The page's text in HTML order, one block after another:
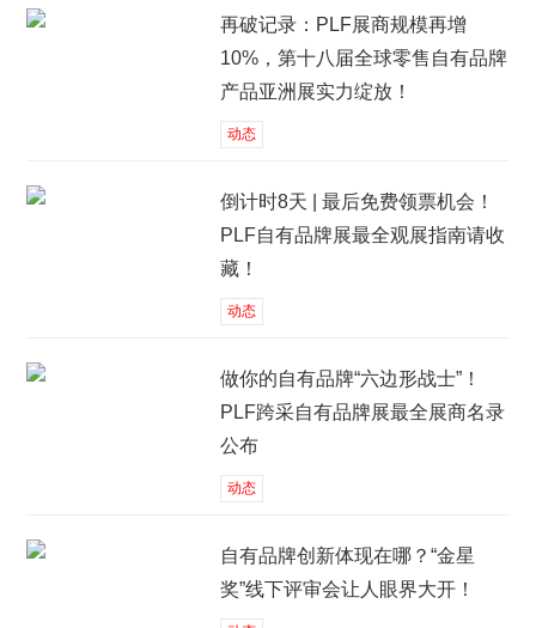
再破记录：PLF展商规模再增
10%，第十八届全球零售自有品牌
产品亚洲展实力绽放！
动态
倒计时8天 | 最后免费领票机会！
PLF自有品牌展最全观展指南请收
藏！
动态
做你的自有品牌“六边形战士”！
PLF跨采自有品牌展最全展商名录
公布
动态
自有品牌创新体现在哪？“金星
奖”线下评审会让人眼界大开！